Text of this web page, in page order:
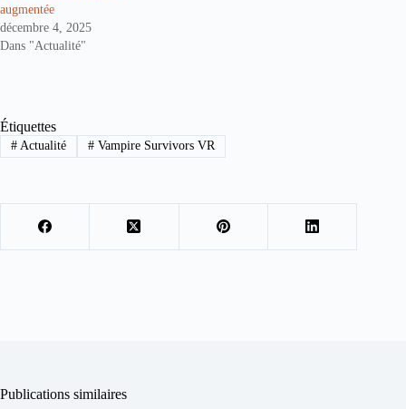
augmentée
décembre 4, 2025
Dans "Actualité"
Étiquettes
#Actualité #Vampire Survivors VR
Publications similaires